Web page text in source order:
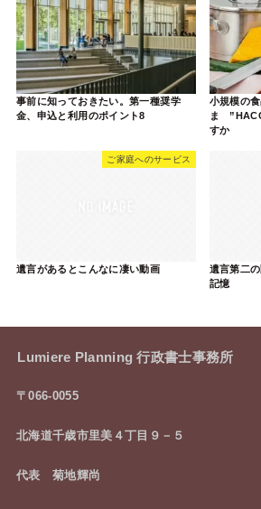
事前に知っておきたい。第一種奨学
金、申込と利用のポイント8
小規模の
ま
すか
ご家庭へのサービス
遺言があるとこんなに凄い動画
遺言第二
記憶
Lumiere Planning 行政書士事務所
〒066-0055
北海道千歳市里美４丁目９－５
代表 菊地輝尚